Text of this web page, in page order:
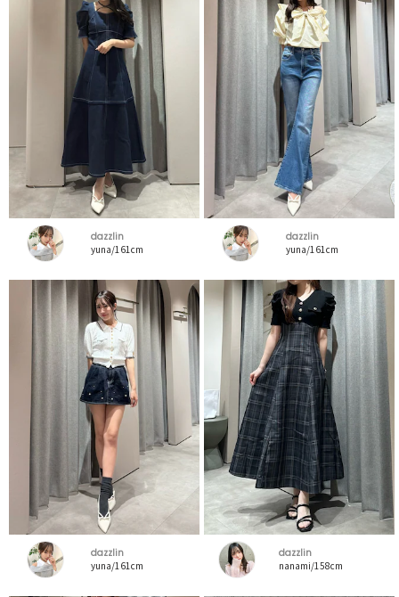
dazzlin
yuna/161cm
dazzlin
yuna/161cm
dazzlin
yuna/161cm
dazzlin
nanami/158cm